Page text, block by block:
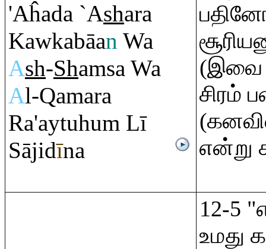
'Aĥada `Ashara
Kawkabāan Wa
Ash-Shamsa Wa
Al-Qamara
Ra'aytuhum Lī
Sājidīna
(இவை
சிரம்
என்று
12-5
உமது